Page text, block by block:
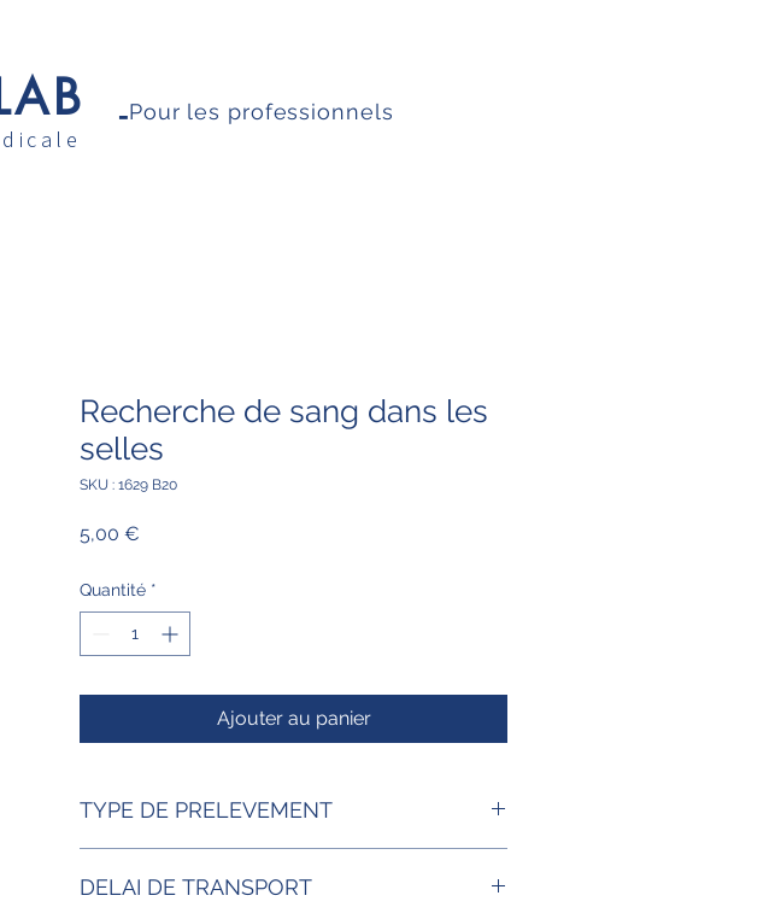
-Pour les professionnels
Recherche de sang dans les
selles
SKU : 1629 B20
5,00 €
Quantité *
Ajouter au panier
TYPE DE PRELEVEMENT
DELAI DE TRANSPORT